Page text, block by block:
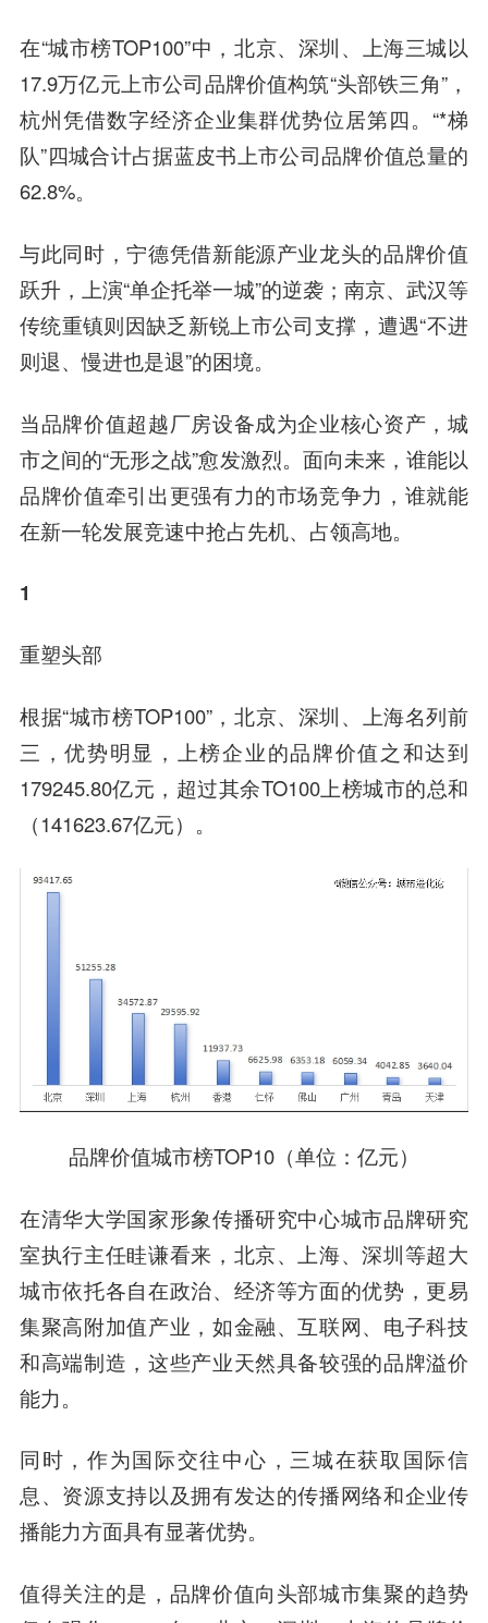
在“城市榜TOP100”中，北京、深圳、上海三城以
17.9万亿元上市公司品牌价值构筑“头部铁三角”，
杭州凭借数字经济企业集群优势位居第四。“*梯
队”四城合计占据蓝皮书上市公司品牌价值总量的
62.8%。
与此同时，宁德凭借新能源产业龙头的品牌价值
跃升，上演“单企托举一城”的逆袭；南京、武汉等
传统重镇则因缺乏新锐上市公司支撑，遭遇“不进
则退、慢进也是退”的困境。
当品牌价值超越厂房设备成为企业核心资产，城
市之间的“无形之战”愈发激烈。面向未来，谁能以
品牌价值牵引出更强有力的市场竞争力，谁就能
在新一轮发展竞速中抢占先机、占领高地。
1
重塑头部
根据“城市榜TOP100”，北京、深圳、上海名列前
三，优势明显，上榜企业的品牌价值之和达到
179245.80亿元，超过其余TO100上榜城市的总和
（141623.67亿元）。
品牌价值城市榜TOP10（单位：亿元）
在清华大学国家形象传播研究中心城市品牌研究
室执行主任眭谦看来，北京、上海、深圳等超大
城市依托各自在政治、经济等方面的优势，更易
集聚高附加值产业，如金融、互联网、电子科技
和高端制造，这些产业天然具备较强的品牌溢价
能力。
同时，作为国际交往中心，三城在获取国际信
息、资源支持以及拥有发达的传播网络和企业传
播能力方面具有显著优势。
值得关注的是，品牌价值向头部城市集聚的趋势